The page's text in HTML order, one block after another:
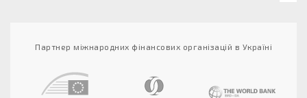
Партнер міжнародних фінансових організацій в Україні